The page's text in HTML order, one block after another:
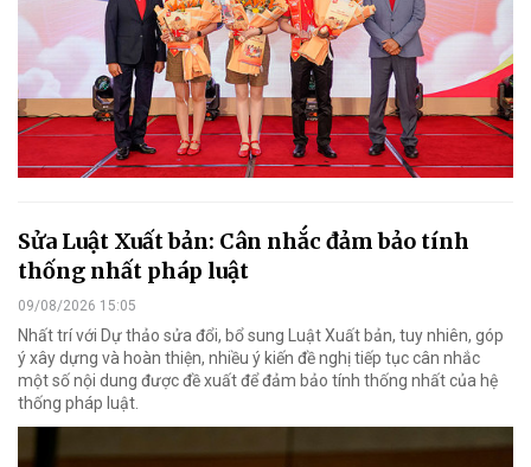
Sửa Luật Xuất bản: Cân nhắc đảm bảo tính
thống nhất pháp luật
09/08/2026 15:05
Nhất trí với Dự thảo sửa đổi, bổ sung Luật Xuất bản, tuy nhiên, góp
ý xây dựng và hoàn thiện, nhiều ý kiến đề nghị tiếp tục cân nhắc
một số nội dung được đề xuất để đảm bảo tính thống nhất của hệ
thống pháp luật.